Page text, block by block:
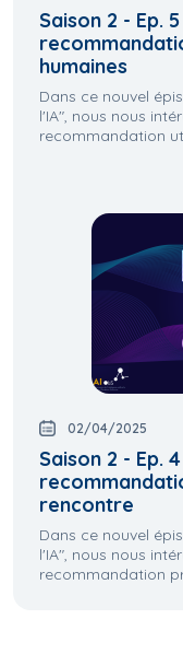
Saison 2 - Ep.
humaines
Dans ce nouvel
l'IA", nous nous
recommandation
02/04/2025
Saison 2 - Ep.
rencontre
Dans ce nouvel
l'IA", nous nous
recommandation